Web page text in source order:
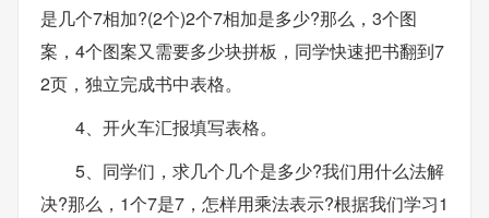
是几个7相加?(2个)2个7相加是多少?那么，3个图
案，4个图案又需要多少块拼板，同学快速把书翻到7
2页，独立完成书中表格。
4、开火车汇报填写表格。
5、同学们，求几个几个是多少?我们用什么法解
决?那么，1个7是7，怎样用乘法表示?根据我们学习1